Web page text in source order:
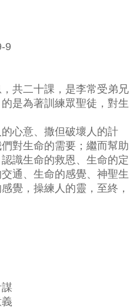
9
共二十課，是李常受弟兄
是為著訓練眾聖徒，對生
心意、撒但破壞人的計
對生命的需要；繼而幫助
識生命的救恩、生命的定
通、生命的感覺、神聖生
覺，操練人的靈，至終，